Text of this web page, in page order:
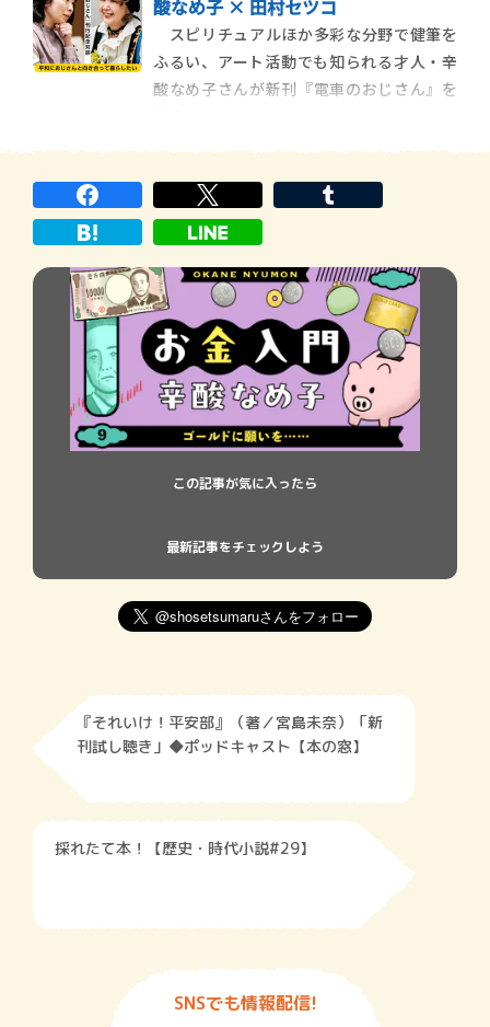
的なおじさんをストーキングして、妄想に
興じるＯＬを、ユーモラスに描いていま
す。本作の刊行を記念して、辛酸さんとイラ
ストレーターの田
酸なめ子 × 田村セツコ
スピリチュアルほか多彩な分野で健筆を
ふるい、アート活動でも知られる才人・辛
酸なめ子さんが新刊『電車のおじさん』を
興じるＯＬを、ユーモラスに描いていま
す。本作の刊行を記念して、辛酸さんとイラ
この記事が気に入ったら
最新記事をチェックしよう
『それいけ！平安部』（著／宮島未奈）「新
刊試し聴き」◆ポッドキャスト【本の窓】
採れたて本！【歴史・時代小説#29】
SNSでも情報配信!